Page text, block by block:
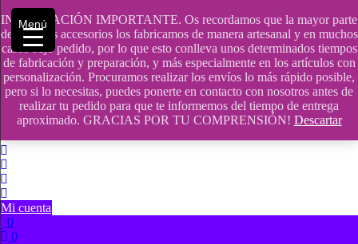
INFORMACIÓN IMPORTANTE. Os recordamos que la mayor parte
de nuestros accesorios los fabricamos de manera artesanal y en muchos
casos bajo pedido, por lo que esto conlleva unos determinados tiempos
de fabricación y preparación, y más especialmente en los artículos con
personalización. Procuramos realizar los envíos lo más rápido posible,
pero si lo necesitas, puedes ponerte en contacto con nosotros antes de
realizar tu pedido para que te informemos del tiempo de entrega
aproximado. GRACIAS POR TU COMPRENSIÓN! Descartar
Saltar
contenido
609241475 SOLO DE 10:00 a 14:00
info@hobbyaescala.com
San Fernando de Henares
10:00 - 14:00
Mi cuenta
0
0
Menú